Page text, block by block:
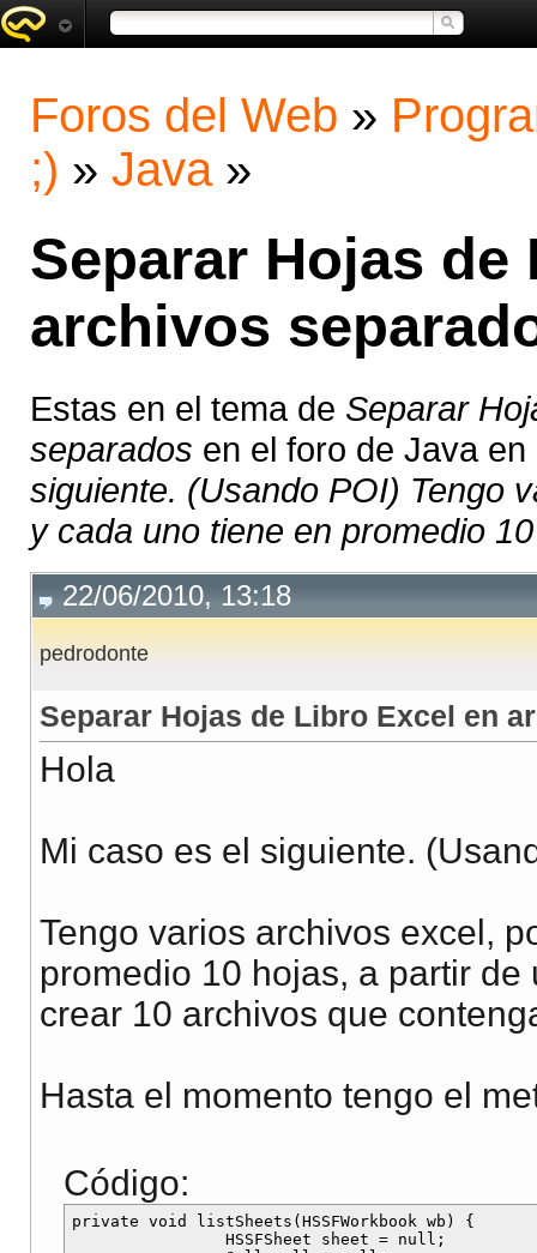
Foros del Web »
;) » Java »
Separar Hojas
archivos
Estas en el tema de Separar
separados en el foro de Java
siguiente. (Usando POI) Tengo
y cada uno tiene en promedio
22/06/2010, 13:18
pedrodonte
Separar Hojas de Libro Excel en
Hola
Mi caso es el siguiente.
Tengo varios archivos excel,
promedio 10 hojas, a partir
crear 10 archivos que
Hasta el momento tengo el
Código:
private void listSheets(HSSFWorkbook wb) {